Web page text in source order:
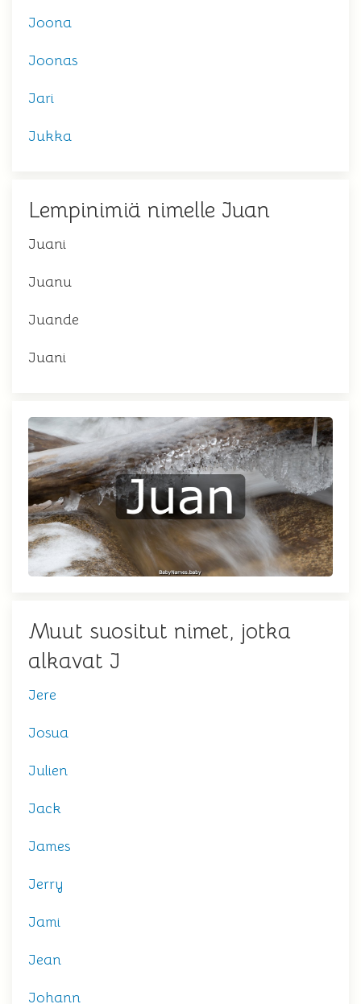
Joona
Joonas
Jari
Jukka
Lempinimiä nimelle Juan
Juani
Juanu
Juande
Juani
Muut suositut nimet, jotka
alkavat J
Jere
Josua
Julien
Jack
James
Jerry
Jami
Jean
Johann